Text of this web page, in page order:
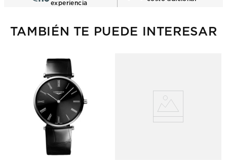
experiencia
TAMBIÉN TE PUEDE INTERESAR